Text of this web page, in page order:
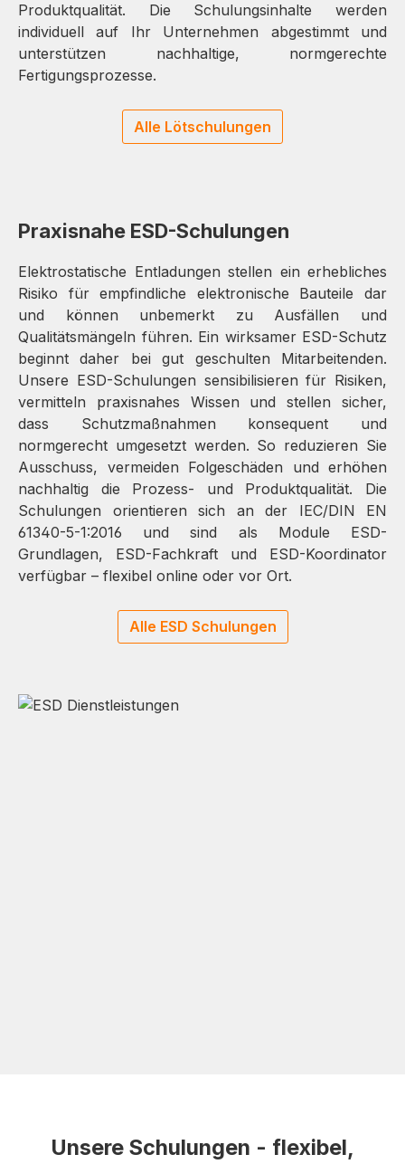
Produktqualität. Die Schulungsinhalte werden
individuell auf Ihr Unternehmen abgestimmt und
unterstützen nachhaltige, normgerechte
Fertigungsprozesse.
Alle Lötschulungen
Praxisnahe ESD-Schulungen
Elektrostatische Entladungen stellen ein erhebliches
Risiko für empfindliche elektronische Bauteile dar
und können unbemerkt zu Ausfällen und
Qualitätsmängeln führen. Ein wirksamer ESD-Schutz
beginnt daher bei gut geschulten Mitarbeitenden.
Unsere ESD-Schulungen sensibilisieren für Risiken,
vermitteln praxisnahes Wissen und stellen sicher,
dass Schutzmaßnahmen konsequent und
normgerecht umgesetzt werden. So reduzieren Sie
Ausschuss, vermeiden Folgeschäden und erhöhen
nachhaltig die Prozess- und Produktqualität. Die
Schulungen orientieren sich an der IEC/DIN EN
61340-5-1:2016 und sind als Module ESD-
Grundlagen, ESD-Fachkraft und ESD-Koordinator
verfügbar – flexibel online oder vor Ort.
Alle ESD Schulungen
Unsere Schulungen - flexibel,